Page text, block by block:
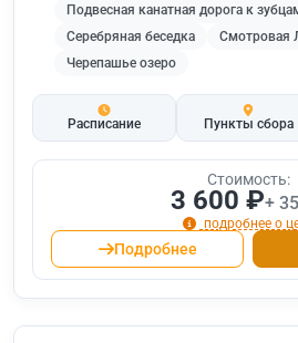
Подвесная канатная дорога к
Серебряная беседка
Смотровая
Черепашье озеро
Расписание Пункты сбора
Стоимость:
3 600 ₽+
подробнее о
Подробнее